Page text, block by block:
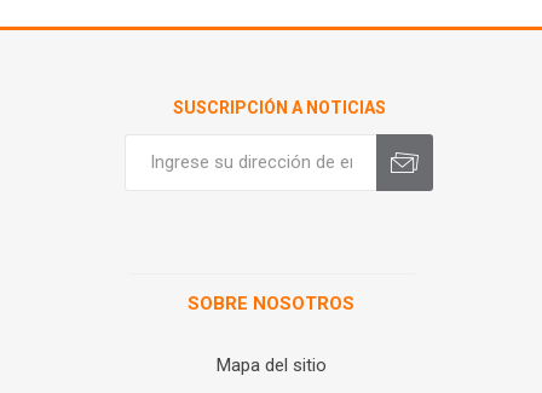
SUSCRIPCIÓN A NOTICIAS
SOBRE NOSOTROS
Mapa del sitio